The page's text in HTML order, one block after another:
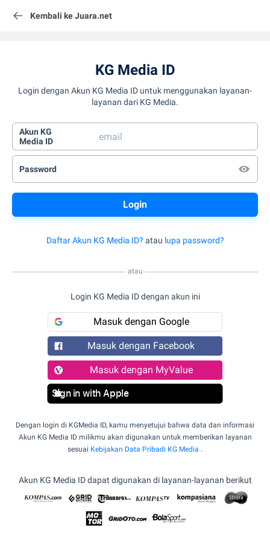
Kembali ke Juara.net
KG Media ID
Login dengan Akun KG Media ID untuk menggunakan layanan-
layanan dari KG Media.
Akun KG
Media ID
Password
Daftar Akun KG Media ID? atau lupa password?
atau
Login KG Media ID dengan akun ini
Masuk dengan Google
Masuk dengan Facebook
Masuk dengan MyValue
Sign in with Apple
Dengan login di KGMedia ID, kamu menyetujui bahwa data dan informasi
Akun KG Media ID milikmu akan digunakan untuk memberikan layanan
sesuai Kebijakan Data Pribadi KG Media .
Akun KG Media ID dapat digunakan di layanan-layanan berikut